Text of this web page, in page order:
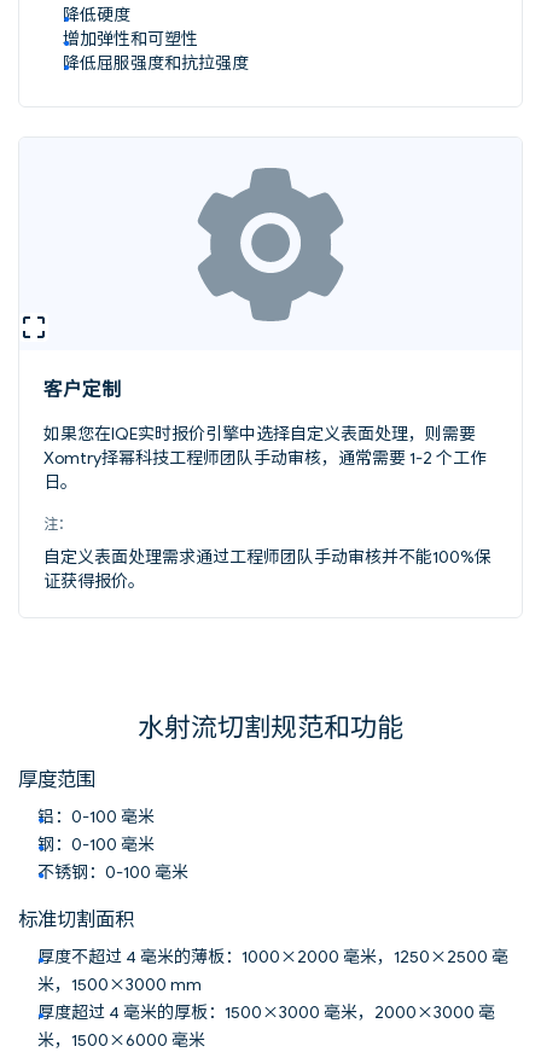
降低硬度
增加弹性和可塑性
降低屈服强度和抗拉强度
客户定制
如果您在IQE实时报价引擎中选择自定义表面处理，则需要
Xomtry择幂科技工程师团队手动审核，通常需要 1-2 个工作
日。
注：
自定义表面处理需求通过工程师团队手动审核并不能100%保
证获得报价。
水射流切割规范和功能
厚度范围
铝：0-100 毫米
钢：0-100 毫米
不锈钢：0-100 毫米
标准切割面积
厚度不超过 4 毫米的薄板：1000×2000 毫米，1250×2500 毫
米，1500×3000 mm
厚度超过 4 毫米的厚板：1500×3000 毫米，2000×3000 毫
米，1500×6000 毫米